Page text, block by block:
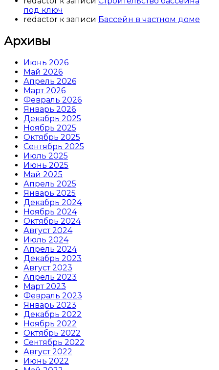
под ключ
redactor к записи Бассейн в частном доме
Архивы
Июнь 2026
Май 2026
Апрель 2026
Март 2026
Февраль 2026
Январь 2026
Декабрь 2025
Ноябрь 2025
Октябрь 2025
Сентябрь 2025
Июль 2025
Июнь 2025
Май 2025
Апрель 2025
Январь 2025
Декабрь 2024
Ноябрь 2024
Октябрь 2024
Август 2024
Июль 2024
Апрель 2024
Декабрь 2023
Август 2023
Апрель 2023
Март 2023
Февраль 2023
Январь 2023
Декабрь 2022
Ноябрь 2022
Октябрь 2022
Сентябрь 2022
Август 2022
Июнь 2022